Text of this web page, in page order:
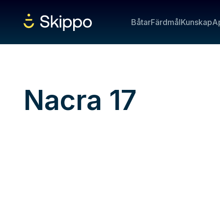
BåtarFärdmålKunskap
Nacra 17